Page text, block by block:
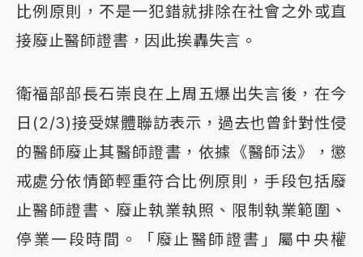
比例原則，不是一犯錯就排除在社會之外或直
接廢止醫師證書，因此挨轟失言。
衛福部部長石崇良在上周五爆出失言後，在今
日(2/3)接受媒體聯訪表示，過去也曾針對性侵
的醫師廢止其醫師證書，依據《醫師法》，懲
戒處分依情節輕重符合比例原則，手段包括廢
止醫師證書、廢止執業執照、限制執業範圍、
停業一段時間。「廢止醫師證書」屬中央權